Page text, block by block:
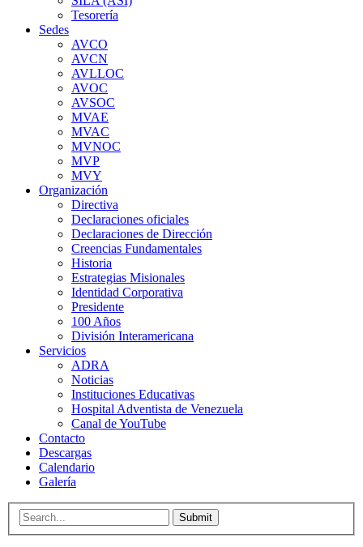
Tesorería
Sedes
AVCO
AVCN
AVLLOC
AVOC
AVSOC
MVAE
MVAC
MVNOC
MVP
MVY
Organización
Directiva
Declaraciones oficiales
Declaraciones de Dirección
Creencias Fundamentales
Historia
Estrategias Misionales
Identidad Corporativa
Presidente
100 Años
División Interamericana
Servicios
ADRA
Noticias
Instituciones Educativas
Hospital Adventista de Venezuela
Canal de YouTube
Contacto
Descargas
Calendario
Galería
Submit